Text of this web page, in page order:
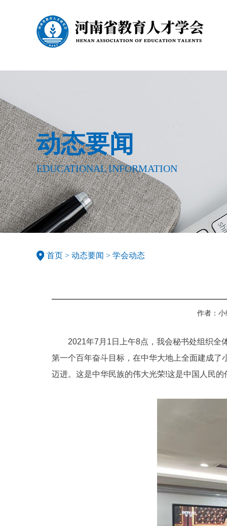
动态要闻
EDUCATIONAL INFORMATION
首页 > 动态要闻 > 学会动态
作者：小
2021年7月1日上午8点，我会秘书处组织全
第一个百年奋斗目标，在中华大地上全面建成
迈进。这是中华民族的伟大光荣!这是中国人民